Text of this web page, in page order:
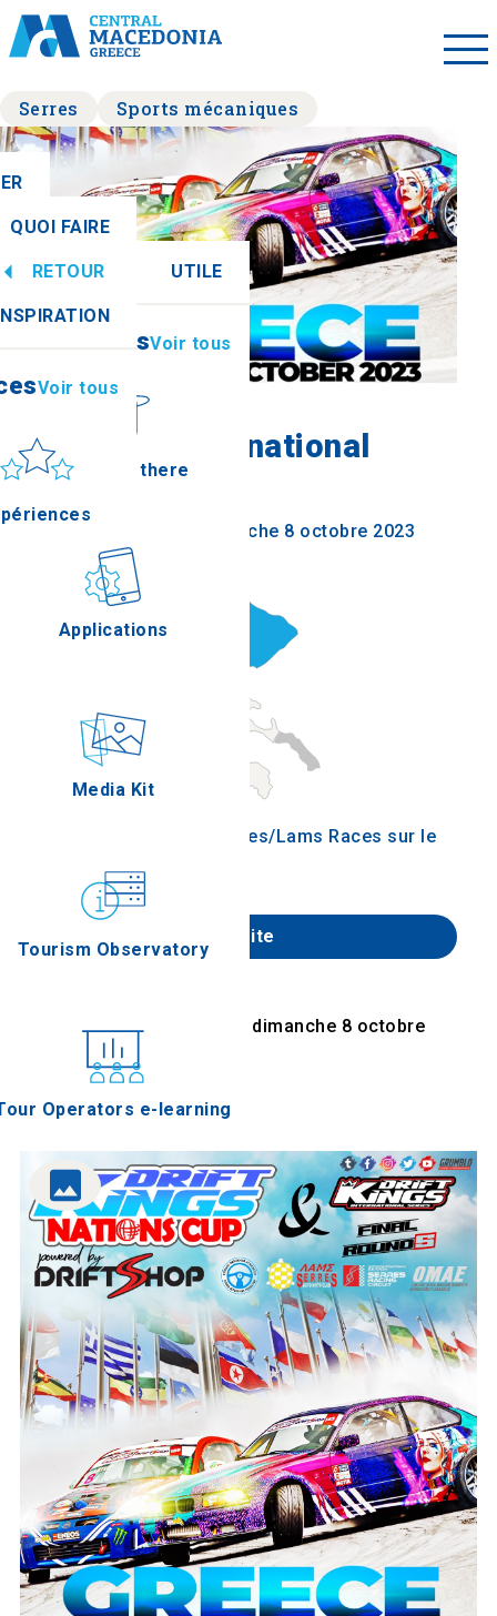
QUOI FAIRE
RETOUR UTILE
Voir tous
How to get there
Applications
Media Kit
Tourism Observatory
Operators e-learning
Voir tous
Retour aux événements
Drift Kings International
Series/Lams
jeudi 5 octobre 2023 - dimanche 8 octobre 2023
Serres Sports mécaniques
Drift Kings International Series/Lams Races sur le
Website
jeudi 5 octobre 2023, 12:00 - dimanche 8 octobre
Galerie d'images